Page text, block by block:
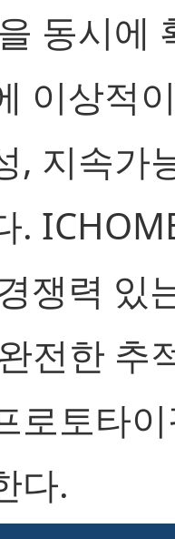
동시에
이상적
, 지속가
.
쟁력 있
전한 추
로토타
다.